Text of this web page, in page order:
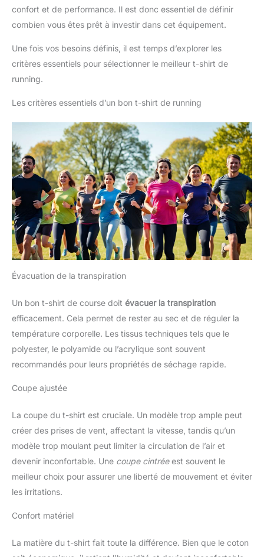
confort et de performance. Il est donc essentiel de définir
combien vous êtes prêt à investir dans cet équipement.
Une fois vos besoins définis, il est temps d’explorer les
critères essentiels pour sélectionner le meilleur t-shirt de
running.
Les critères essentiels d’un bon t-shirt de running
Évacuation de la transpiration
Un bon t-shirt de course doit évacuer la transpiration
efficacement. Cela permet de rester au sec et de réguler la
température corporelle. Les tissus techniques tels que le
polyester, le polyamide ou l’acrylique sont souvent
recommandés pour leurs propriétés de séchage rapide.
Coupe ajustée
La coupe du t-shirt est cruciale. Un modèle trop ample peut
créer des prises de vent, affectant la vitesse, tandis qu’un
modèle trop moulant peut limiter la circulation de l’air et
devenir inconfortable. Une coupe cintréeest souvent le
meilleur choix pour assurer une liberté de mouvement et éviter
les irritations.
Confort matériel
La matière du t-shirt fait toute la différence. Bien que le coton